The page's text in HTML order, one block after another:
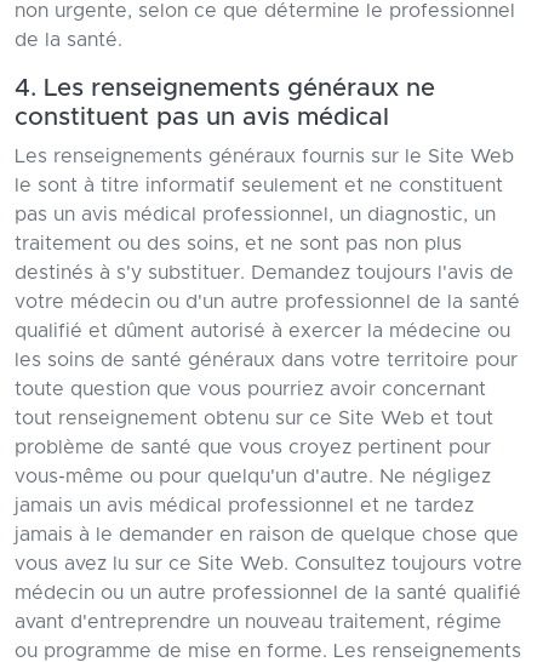
non urgente, selon ce que détermine le professionnel
de la santé.
4. Les renseignements généraux ne
constituent pas un avis médical
Les renseignements généraux fournis sur le Site Web
le sont à titre informatif seulement et ne constituent
pas un avis médical professionnel, un diagnostic, un
traitement ou des soins, et ne sont pas non plus
destinés à s'y substituer. Demandez toujours l'avis de
votre médecin ou d'un autre professionnel de la santé
qualifié et dûment autorisé à exercer la médecine ou
les soins de santé généraux dans votre territoire pour
toute question que vous pourriez avoir concernant
tout renseignement obtenu sur ce Site Web et tout
problème de santé que vous croyez pertinent pour
vous-même ou pour quelqu'un d'autre. Ne négligez
jamais un avis médical professionnel et ne tardez
jamais à le demander en raison de quelque chose que
vous avez lu sur ce Site Web. Consultez toujours votre
médecin ou un autre professionnel de la santé qualifié
avant d'entreprendre un nouveau traitement, régime
ou programme de mise en forme. Les renseignements